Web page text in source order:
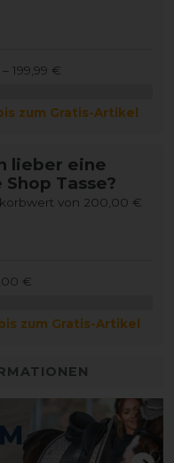
199,99 €
zum Gratis-Artikel
lieber eine
Tasse?
von 200,00 €
€
zum Gratis-Artikel